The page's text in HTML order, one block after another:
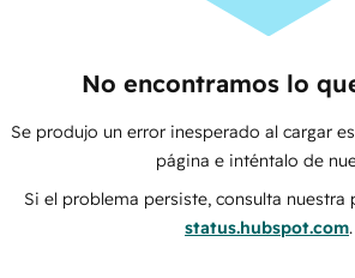
No encontramos lo
Se produjo un error inesperado al cargar
página e inténtalo de
Si el problema persiste, consulta nuestra
status.hubspot.com.